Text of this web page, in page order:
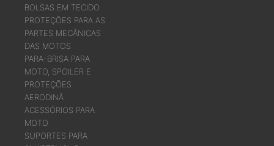
BOLSAS EM TECIDO
PROTEÇÕES PARA AS
PARTES MECÂNICAS
DAS MOTOS
PARA-BRISA PARA
MOTO, SPOILER E
PROTEÇÕES
AERODINÂ
ACESSÓRIOS PARA
MOTO
SUPORTES PARA